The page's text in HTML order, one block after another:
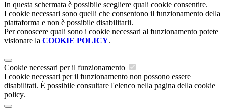
In questa schermata è possibile scegliere quali cookie consentire.
I cookie necessari sono quelli che consentono il funzionamento della
piattaforma e non è possibile disabilitarli.
Per conoscere quali sono i cookie necessari al funzionamento potete
visionare la COOKIE POLICY.
Cookie necessari per il funzionamento
I cookie necessari per il funzionamento non possono essere
disabilitati. È possibile consultare l'elenco nella pagina della cookie
policy.